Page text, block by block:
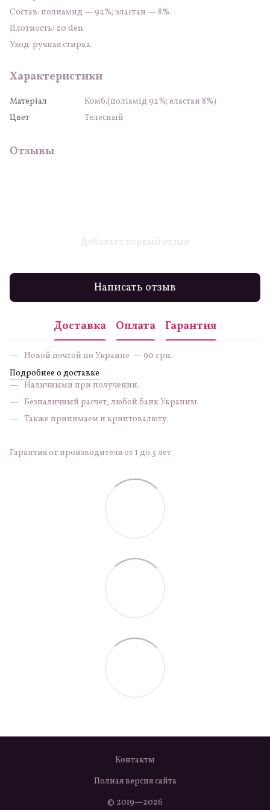
Состав: полиамид — 92%; эластан — 8%.
Плотность: 20 den.
Уход: ручная стирка.
Характеристики
Матеріал
Комб.(поліамід 92%; еластан 8%)
Цвет
Телесный
Отзывы
Добавьте первый отзыв
Написать отзыв
Доставка Оплата Гарантия
Новой почтой по Украине — 90 грн.
Подробнее о доставке
Наличными при получении.
Безналичный расчет, любой банк Украины.
Также принимаем и криптовалюту.
Гарантия от производителя от 1 до 3 лет
Контакты
Полная версия сайта
© 2019—2026